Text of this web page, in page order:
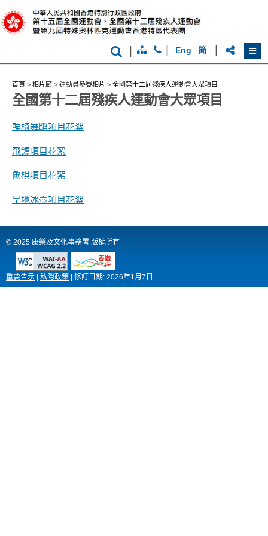
運
動
會
Eng 简
首頁 > 相片廊 > 運動員參賽相片 > 全國第十二屆殘疾人運動會大眾項目
全國第十二屆殘疾人運動會大眾項目
輪椅舞蹈項目花絮
飛鏢項目花絮
象棋項目花絮
旱地冰壺項目花絮
© 2025 康樂及文化事務署 版權所有
國
際
都
重要告示 私隠政策 修訂日期: 2026年1月7日